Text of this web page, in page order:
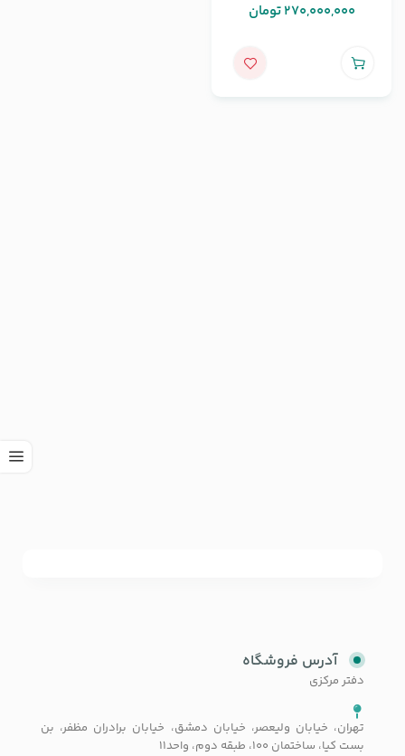
270,000,000تومان
آدرس فروشگاه
دفتر مرکزی
تهران، خیابان ولیعصر، خیابان دمشق، خیابان برادران مظفر، بن
بست کیا، ساختمان 100، طبقه دوم، واحد11